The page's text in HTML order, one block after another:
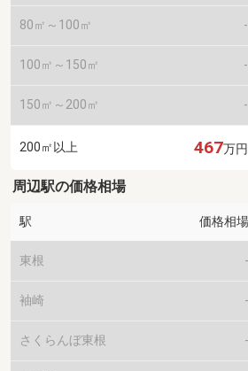
80㎡～100㎡ -
100㎡～150㎡ -
150㎡～200㎡ -
200㎡以上 467万円
周辺駅の価格相場
駅 価格相場
東根 -
袖崎 -
さくらんぼ東根 -